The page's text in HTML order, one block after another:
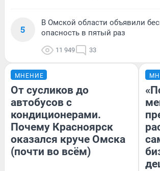
5
В Омской области объявили
опасность в пятый раз
11 949 33
МНЕНИЕ
От сусликов до
автобусов с
кондиционерами.
Почему Красноярск
оказался круче Омска
(почти во всём)